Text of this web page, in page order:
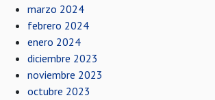
marzo 2024
febrero 2024
enero 2024
diciembre 2023
noviembre 2023
octubre 2023